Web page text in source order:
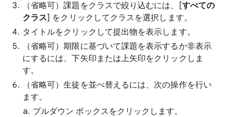
（省略可）課題をクラスで絞り込むには、[すべての
クラス] をクリックしてクラスを選択します。
タイトルをクリックして提出物を表示します。
（省略可）期限に基づいて課題を表示するか非表示
にするには、下矢印または上矢印をクリックしま
す。
（省略可）生徒を並べ替えるには、次の操作を行い
ます。
プルダウン ボックスをクリックします。